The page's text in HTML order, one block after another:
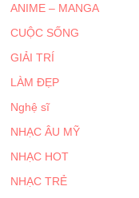
ANIME – MANGA
CUỘC SỐNG
GIẢI TRÍ
LÀM ĐẸP
Nghệ sĩ
NHẠC ÂU MỸ
NHẠC HOT
NHẠC TRẺ